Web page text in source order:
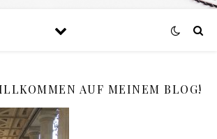
AUF MEINEM BLOG!